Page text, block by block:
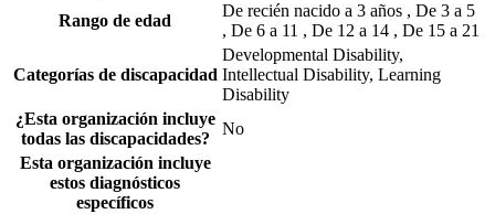
Rango de edad
De recién nacido a 3 años , De 3 a 5
, De 6 a 11 , De 12 a 14 , De 15 a 21
Categorías de discapacidad
Developmental Disability,
Intellectual Disability, Learning
Disability
¿Esta organización incluye
todas las discapacidades?
No
Esta organización incluye
estos diagnósticos
específicos